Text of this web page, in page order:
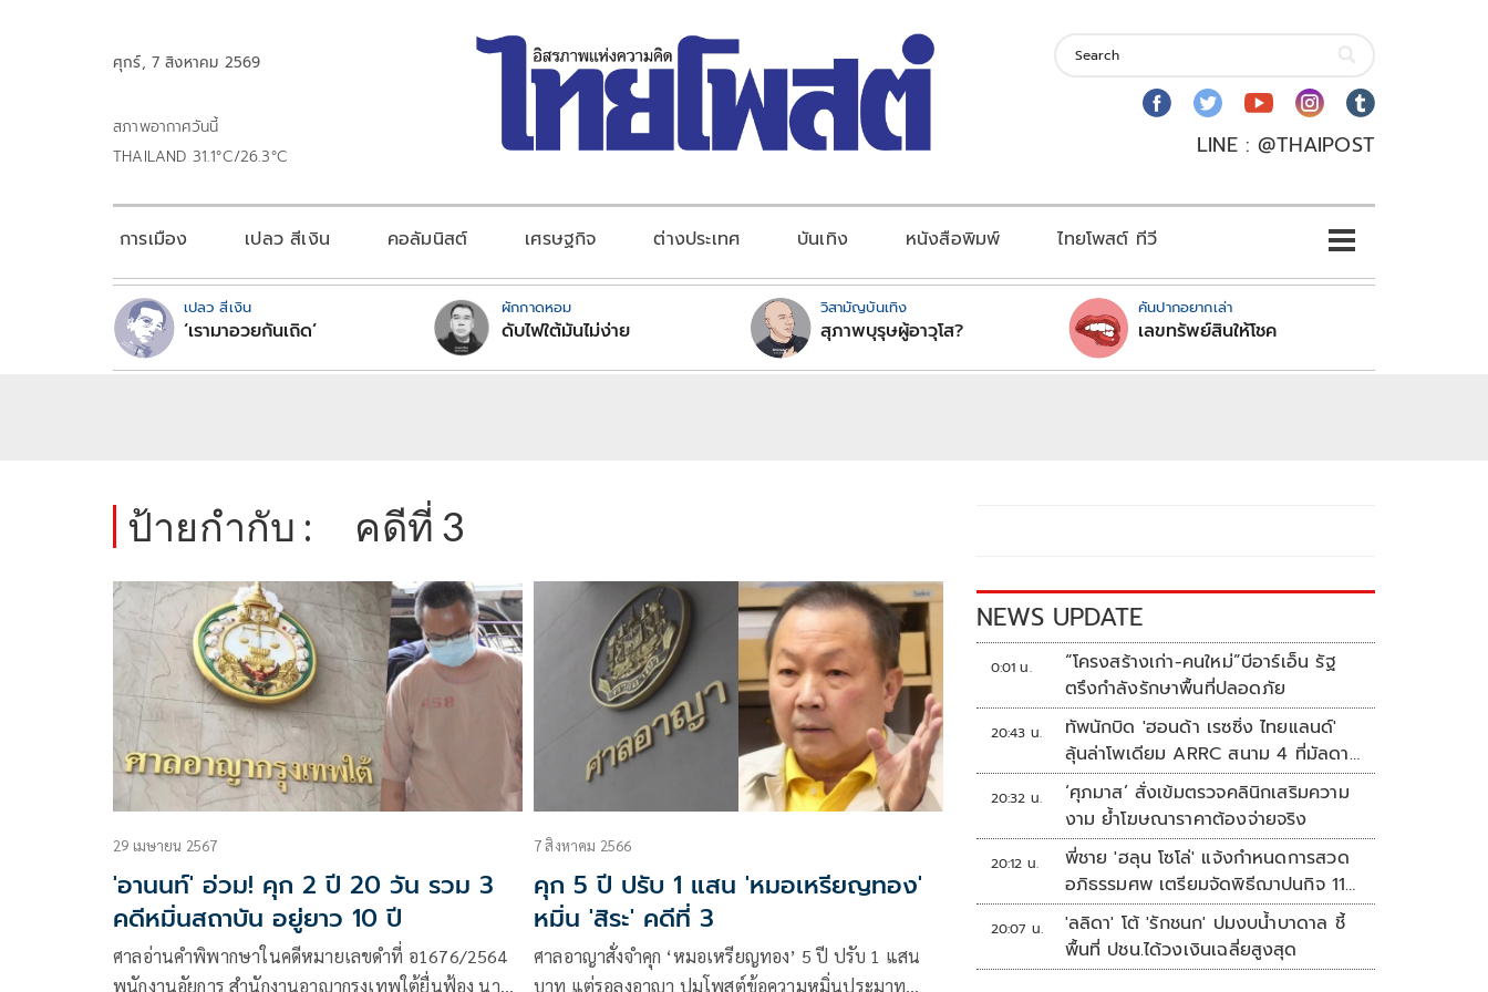
ศุกร์, 7 สิงหาคม 2569
สภาพอากาศวันนี้
THAILAND 31.1°C/26.3°C
LINE : @THAIPOST
การเมือง เปลว สีเงิน คอลัมนิสต์ เศรษฐกิจ ต่างประเทศ บันเทิง หนังสือพิมพ์ ไทยโพสต์ ทีวี
เปลว สีเงิน
‘เรามาอวยกันเถิด’
ผักกาดหอม
ดับไฟใต้มันไม่ง่าย
วิสามัญบันเทิง
สุภาพบุรุษผู้อาวุโส?
คันปากอยากเล่า
เลขทรัพย์สินให้โชค
ป้ายกำกับ : คดีที่ 3
29 เมษายน 2567
'อานนท์' อ่วม! คุก 2 ปี 20 วัน รวม 3
คดีหมิ่นสถาบัน อยู่ยาว 10 ปี
ศาลอ่านคำพิพากษาในคดีหมายเลขดำที่ อ1676/2564
พนักงานอัยการ สำนักงานอาญากรุงเทพใต้ยื่นฟ้อง นาย
7 สิงหาคม 2566
คุก 5 ปี ปรับ 1 แสน 'หมอเหรียญทอง'
หมิ่น 'สิระ' คดีที่ 3
ศาลอาญาสั่งจำคุก ‘หมอเหรียญทอง’ 5 ปี ปรับ 1 แสน
บาท แต่รอลงอาญา ปมโพสต์ข้อความหมิ่นประมาท
NEWS UPDATE
0:01 น.
“โครงสร้างเก่า-คนใหม่”บีอาร์เอ็น รัฐ
ตรึงกำลังรักษาพื้นที่ปลอดภัย
20:43 น.
ทัพนักบิด 'ฮอนด้า เรซซิ่ง ไทยแลนด์'
ลุ้นล่าโพเดียม ARRC สนาม 4 ที่มัลดาลิ
กา
20:32 น.
‘ศุภมาส’ สั่งเข้มตรวจคลินิกเสริมความ
งาม ย้ำโฆษณาราคาต้องจ่ายจริง
20:12 น.
พี่ชาย 'ฮลุน โซโล่' แจ้งกำหนดการสวด
อภิธรรมศพ เตรียมจัดพิธีฌาปนกิจ 11
ส.ค.
20:07 น.
'ลลิดา' โต้ 'รักชนก' ปมงบน้ำบาดาล ชี้
พื้นที่ ปชน.ได้วงเงินเฉลี่ยสูงสุด